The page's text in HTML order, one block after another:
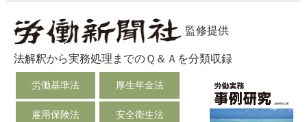
監修提供
法解釈から実務処理までのＱ＆Ａを分類収録
労働基準法 厚生年金法
雇用保険法 安全衛生法